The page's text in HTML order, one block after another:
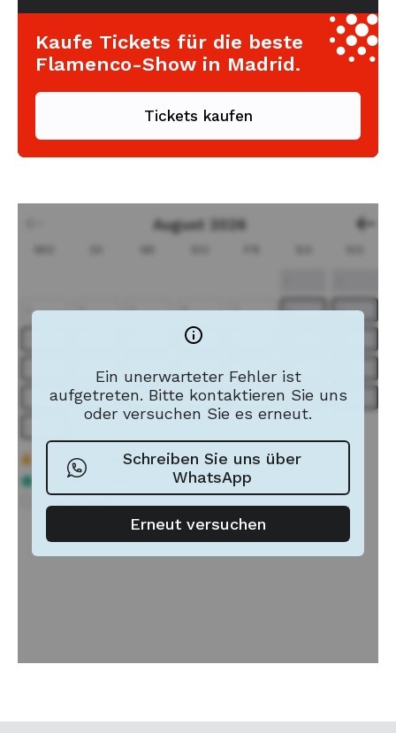
Kaufe Tickets für die beste
Flamenco-Show in Madrid.
Tickets kaufen